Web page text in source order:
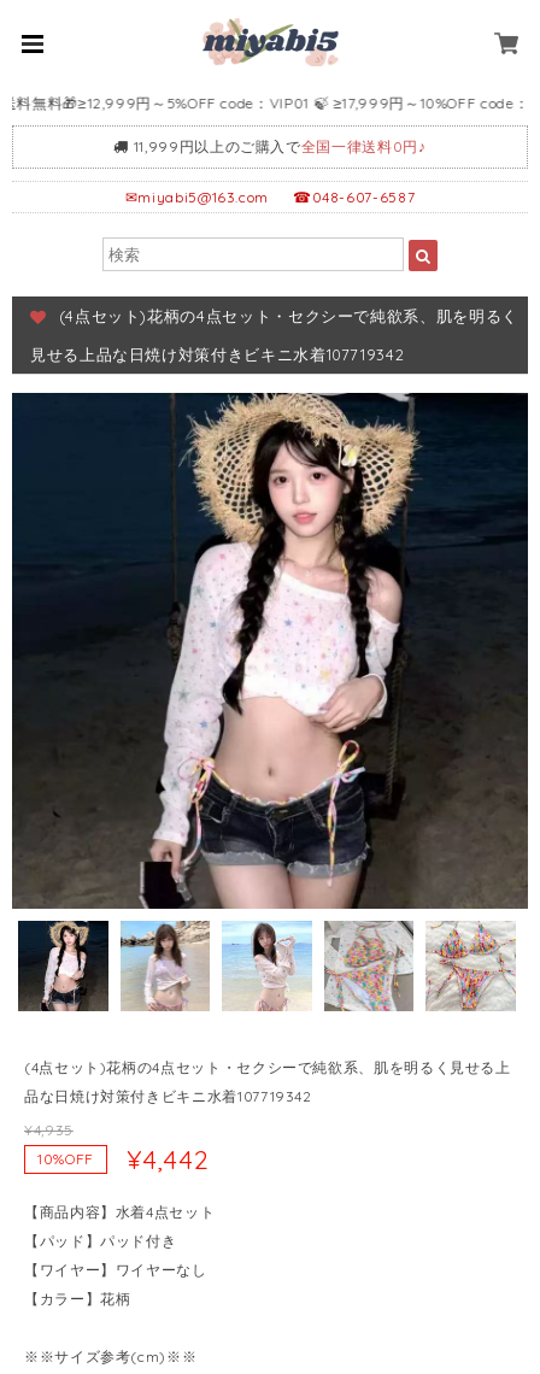
料🎁≥12,999円～5%OFF code：VIP01 🍃 ≥17,999円～10%OFF code：
11,999円以上のご購入で全国一律送料0円♪
✉miyabi5@163.com ☎048-607-6587
(4点セット)花柄の4点セット・セクシーで純欲系、肌を明るく
見せる上品な日焼け対策付きビキニ水着107719342
(4点セット)花柄の4点セット・セクシーで純欲系、肌を明るく見せる上
品な日焼け対策付きビキニ水着107719342
¥4,935
10%OFF
¥4,442
【商品内容】水着4点セット
【パッド】パッド付き
【ワイヤー】ワイヤーなし
【カラー】花柄
※※サイズ参考(cm)※※